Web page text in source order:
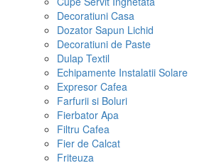
Decoratiuni Casa
Dozator Sapun Lichid
Decoratiuni de Paste
Dulap Textil
Echipamente Instalatii Solare
Expresor Cafea
Farfurii si Boluri
Fierbator Apa
Filtru Cafea
Fier de Calcat
Friteuza